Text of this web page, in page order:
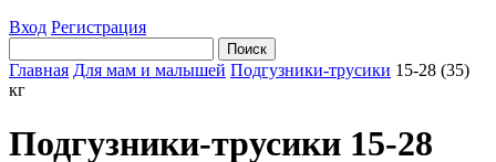
Вход Регистрация
Главная Для мам и малышей Подгузники-трусики 15-28 (35)
кг
Подгузники-трусики 15-28